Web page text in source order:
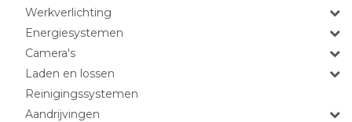
Werkverlichting
Energiesystemen
Camera's
Laden en lossen
Reinigingssystemen
Aandrijvingen